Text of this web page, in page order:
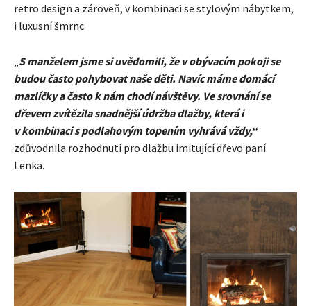
retro design a zároveň, v kombinaci se stylovým nábytkem,
i luxusní šmrnc.
S manželem jsme si uvědomili, že v obývacím pokoji se
budou často pohybovat naše děti. Navíc máme domácí
mazlíčky a často k nám chodí návštěvy. Ve srovnání se
dřevem zvítězila snadnější údržba dlažby, která i
v kombinaci s podlahovým topením vyhrává vždy,“
zdůvodnila rozhodnutí pro dlažbu imitující dřevo paní
Lenka.